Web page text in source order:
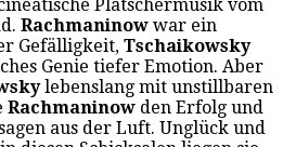
Plätschermusik vom
Rachmaninow war ein
Gefälligkeit, Tschaikowsky
Genie tiefer Emotion. Aber
lebenslang mit unstillbaren
Rachmaninow den Erfolg und
aus der Luft. Unglück und